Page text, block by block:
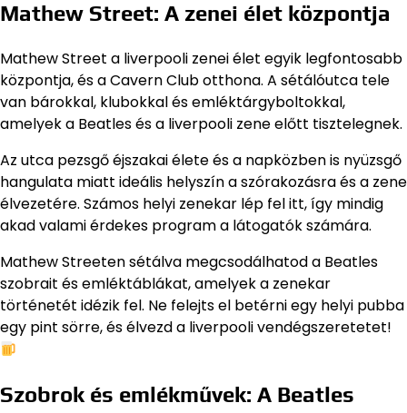
Mathew Street: A zenei élet központja
Mathew Street a liverpooli zenei élet egyik legfontosabb
központja, és a Cavern Club otthona. A sétálóutca tele
van bárokkal, klubokkal és emléktárgyboltokkal,
amelyek a Beatles és a liverpooli zene előtt tisztelegnek.
Az utca pezsgő éjszakai élete és a napközben is nyüzsgő
hangulata miatt ideális helyszín a szórakozásra és a zene
élvezetére. Számos helyi zenekar lép fel itt, így mindig
akad valami érdekes program a látogatók számára.
Mathew Streeten sétálva megcsodálhatod a Beatles
szobrait és emléktáblákat, amelyek a zenekar
történetét idézik fel. Ne felejts el betérni egy helyi pubba
egy pint sörre, és élvezd a liverpooli vendégszeretetet!
Szobrok és emlékművek: A Beatles